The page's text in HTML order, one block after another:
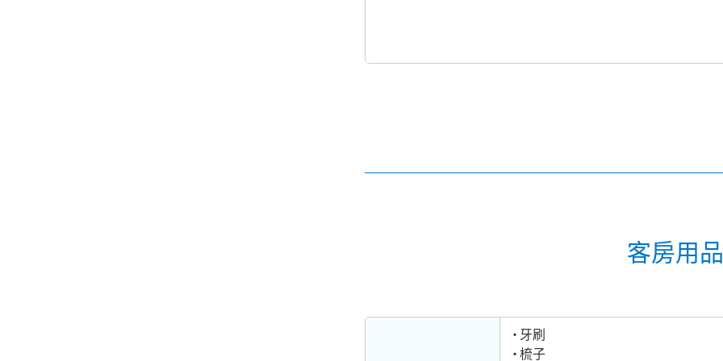
客房用
牙刷
梳子